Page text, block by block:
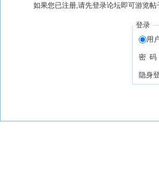
如果您已注册,请先登录论坛即可游览帖
登录
用
密 码
隐身